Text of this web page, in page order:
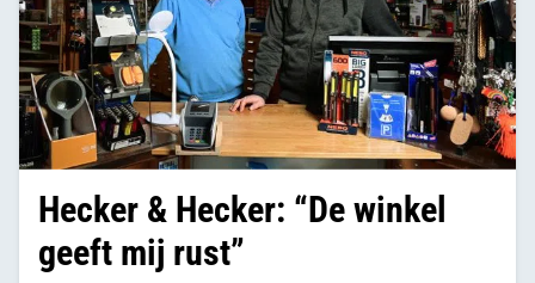
Hecker & Hecker: “De winkel
geeft mij rust”